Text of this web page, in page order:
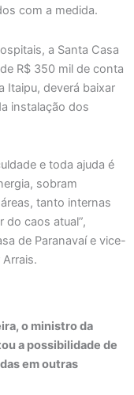
com a medida.
a Santa Casa
R$ 350 mil de conta
Itaipu, deverá baixar
instalação dos
e toda ajuda é
sobram
tanto internas
do caos atual”,
de Paranavaí e vice-
o ministro da
a possibilidade de
em outras